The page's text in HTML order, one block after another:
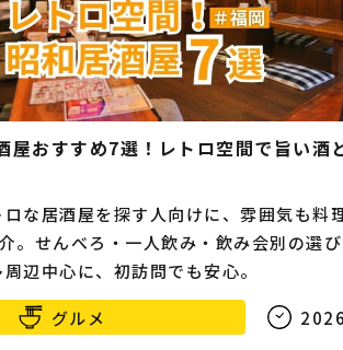
屋おすすめ7選！レトロ空間で旨い酒
な居酒屋を探す人向けに、雰囲気も料
。せんべろ・一人飲み・飲み会別の選
辺中心に、初訪問でも安心。
グルメ